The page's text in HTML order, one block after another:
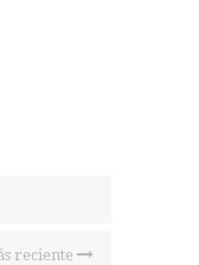
reciente